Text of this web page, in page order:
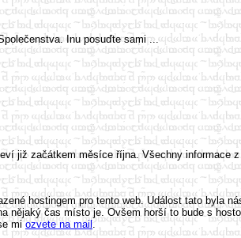
Inu posuďte sami ...
již začátkem měsíce října. Všechny
hostingem pro tento web. Událost tato byla
nějaký čas místo je. Ovšem horší to bude s
miozvete na mail.